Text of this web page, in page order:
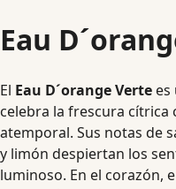
Eau
El Eau D´orange Verte es
celebra la frescura cítrica
atemporal. Sus notas de
y limón despiertan los
luminoso. En el corazón,